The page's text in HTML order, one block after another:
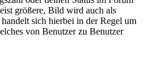
größere, Bild wird auch als
sich hierbei in der Regel um
von Benutzer zu Benutzer